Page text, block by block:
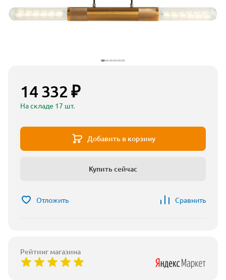
14 332 ₽
На складе 17 шт.
Добавить в корзину
Купить сейчас
Отложить Сравнить
Рейтинг магазина